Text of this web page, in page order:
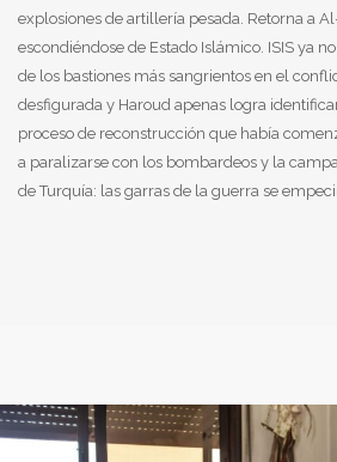
explosiones de artillería pesada. Retorna a
escondiéndose de Estado Islámico. ISIS ya
de los bastiones más sangrientos en el
desfigurada y Haroud apenas logra
proceso de reconstrucción que había
a paralizarse con los bombardeos y la
de Turquía: las garras de la guerra se